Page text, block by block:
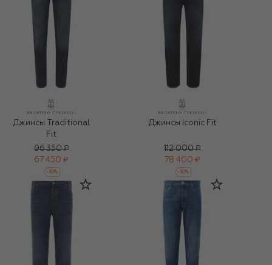
Джинсы Traditional
Fit
96 350 ₽
67 450 ₽
-30%
Джинсы Iconic Fit
112 000 ₽
78 400 ₽
-30%